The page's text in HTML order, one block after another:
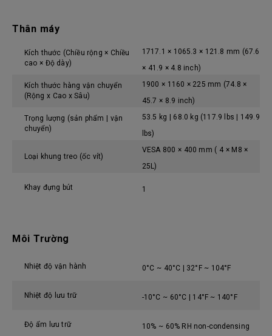
Thân máy
Kích thước (Chiều rộng × Chiều
cao × Độ dày)
1717.1 × 1065.3 × 121.8 mm (67.6
× 41.9 × 4.8 inch)
Kích thước hàng vận chuyển
(Rộng x Cao x Sâu)
1900 × 1160 × 225 mm (74.8 ×
45.7 × 8.9 inch)
Trọng lượng (sản phẩm | vận
chuyển)
53.5 kg | 68.0 kg (117.9 lbs | 149.9
lbs)
Loại khung treo (ốc vít)
VESA 800 × 400 mm ( 4 × M8 ×
25L)
Khay đựng bút 1
Môi Trường
Nhiệt độ vận hành 0°C ~ 40°C | 32°F ~ 104°F
Nhiệt độ lưu trữ -10°C ~ 60°C | 14°F ~ 140°F
Độ ẩm lưu trữ 10% ~ 60% RH non-condensing